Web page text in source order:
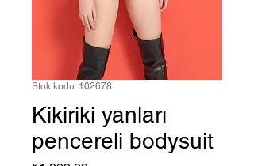
Stok kodu: 102678
Kikiriki yanları
pencereli bodysuit